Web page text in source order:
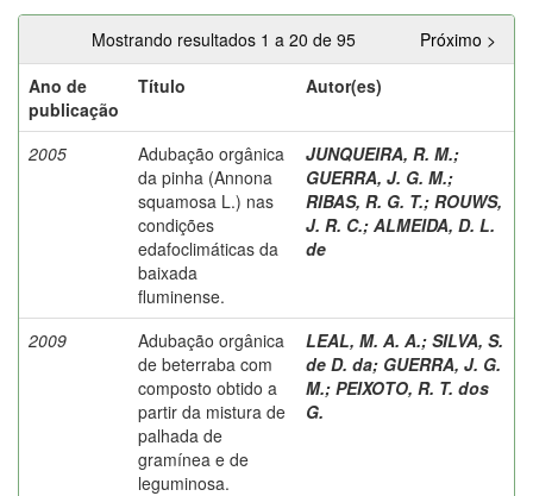
Mostrando resultados 1 a 20 de 95
Próximo >
Ano de
publicação
Título Autor(es)
2005
Adubação orgânica
da pinha (Annona
squamosa L.) nas
condições
edafoclimáticas da
baixada
fluminense.
JUNQUEIRA, R. M.;
GUERRA, J. G. M.;
RIBAS, R. G. T.; ROUWS,
J. R. C.; ALMEIDA, D. L.
de
2009
Adubação orgânica
de beterraba com
composto obtido a
partir da mistura de
palhada de
gramínea e de
leguminosa.
LEAL, M. A. A.; SILVA, S.
de D. da; GUERRA, J. G.
M.; PEIXOTO, R. T. dos
G.